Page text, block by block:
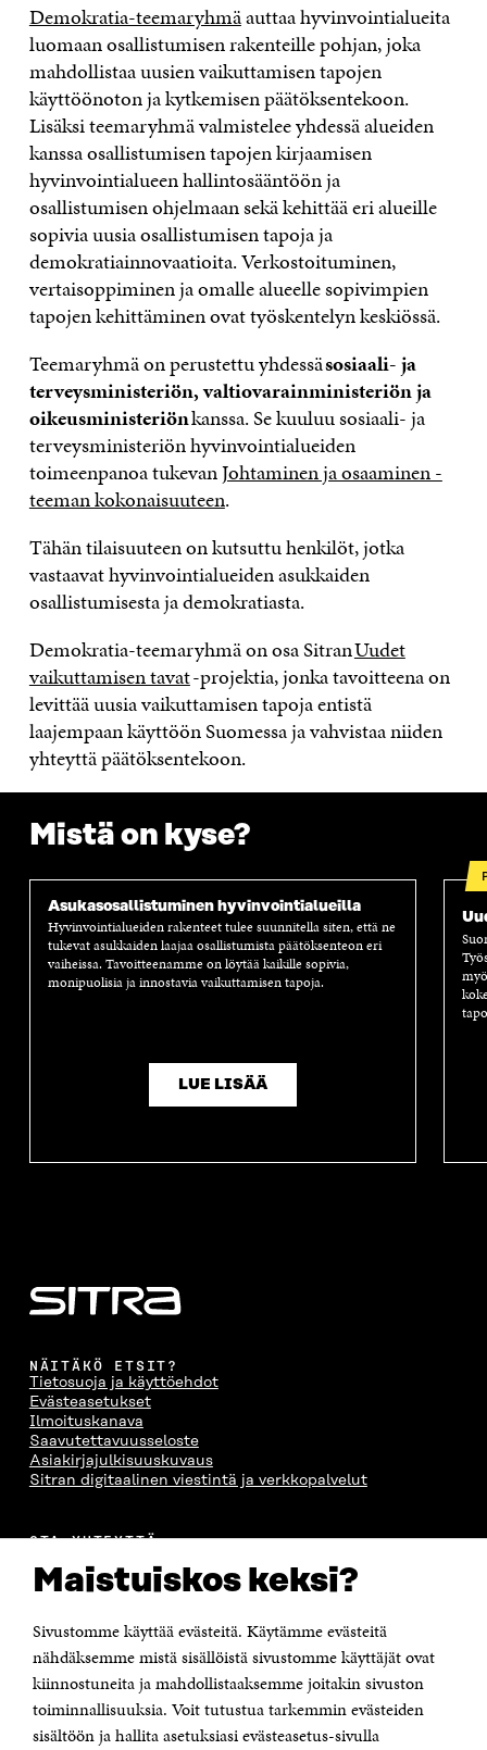
Maistuiskos keksi?
Sivustomme käyttää evästeitä. Käytämme evästeitä
nähdäksemme mistä sisällöistä sivustomme käyttäjät ovat
kiinnostuneita ja mahdollistaaksemme joitakin sivuston
toiminnallisuuksia. Voit tutustua tarkemmin evästeiden
sisältöön ja hallita asetuksiasi evästeasetus-sivulla
Demokratia-teemaryhmäauttaa hyvinvointialueita
luomaan osallistumisen rakenteille pohjan, joka
mahdollistaa uusien vaikuttamisen tapojen
käyttöönoton ja kytkemisen päätöksentekoon.
Lisäksi teemaryhmä valmistelee yhdessä alueiden
kanssa osallistumisen tapojen kirjaamisen
hyvinvointialueen hallintosääntöön ja
osallistumisen ohjelmaan sekä kehittää eri alueille
sopivia uusia osallistumisen tapoja ja
demokratiainnovaatioita. Verkostoituminen,
vertaisoppiminen ja omalle alueelle sopivimpien
tapojen kehittäminen ovat työskentelyn keskiössä.
Teemaryhmä on perustettu yhdessäsosiaali- ja
terveysministeriön, valtiovarainministeriön ja
oikeusministeriönkanssa. Se kuuluu sosiaali- ja
terveysministeriön hyvinvointialueiden
toimeenpanoa tukevanJohtaminen ja osaaminen -
teeman kokonaisuuteen.
Tähän tilaisuuteen on kutsuttu henkilöt, jotka
vastaavat hyvinvointialueiden asukkaiden
osallistumisesta ja demokratiasta.
Demokratia-teemaryhmä on osa SitranUudet
vaikuttamisen tavat-projektia, jonka tavoitteena on
levittää uusia vaikuttamisen tapoja entistä
laajempaan käyttöön Suomessa ja vahvistaa niiden
yhteyttä päätöksentekoon.
Mistä on kyse?
Asukasosallistuminen hyvinvointialueilla
Hyvinvointialueiden rakenteet tulee suunnitella siten, että ne
tukevat asukkaiden laajaa osallistumista päätöksenteon eri
vaiheissa. Tavoitteenamme on löytää kaikille sopivia,
monipuolisia ja innostavia vaikuttamisen tapoja.
LUE LISÄÄ
NÄITÄKÖ ETSIT?
Tietosuoja ja käyttöehdot
Evästeasetukset
Ilmoituskanava
Saavutettavuusseloste
Asiakirjajulkisuuskuvaus
Sitran digitaalinen viestintä ja verkkopalvelut
OTA YHTEYTTÄ
Itämerenkatu 11-13, PL 160,
00181 Helsinki
Puhelin +358 294 618 991
Sähköpostiosoite
Saapumisohjeet
Y-tunnus 0202132-3